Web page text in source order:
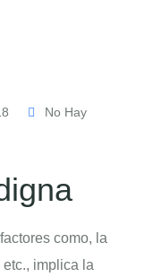
No Hay
como, la
implica la